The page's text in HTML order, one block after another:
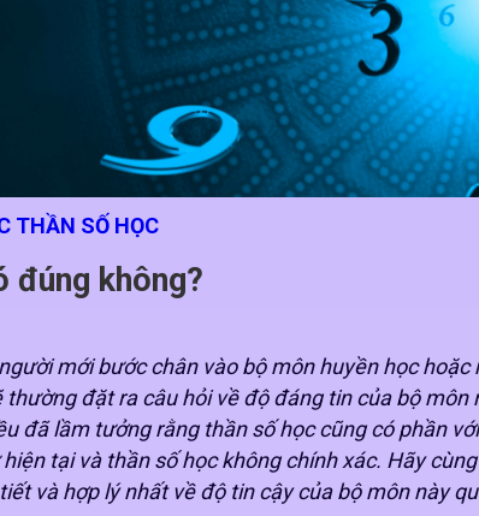
THẦN SỐ HỌC
đúng không?
mới bước chân vào bộ môn huyền học
thường đặt ra câu hỏi về độ đáng tin của bộ môn
đã lầm tưởng rằng thần số học cũng có phần
tại và thần số học không chính xác. Hãy cùng
và hợp lý nhất về độ tin cậy của bộ môn này